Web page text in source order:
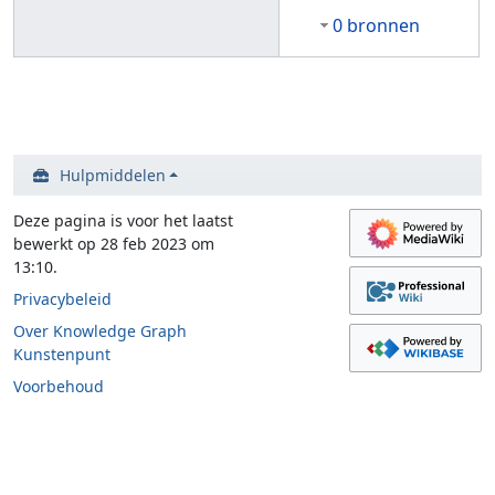
0 bronnen
Hulpmiddelen
Deze pagina is voor het laatst
bewerkt op 28 feb 2023 om
13:10.
Privacybeleid
Over Knowledge Graph
Kunstenpunt
Voorbehoud